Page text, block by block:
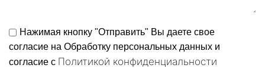
Нажимая кнопку "Отправить" Вы даете свое
согласие на Обработку персональных данных и
согласие c Политикой конфиденциальности